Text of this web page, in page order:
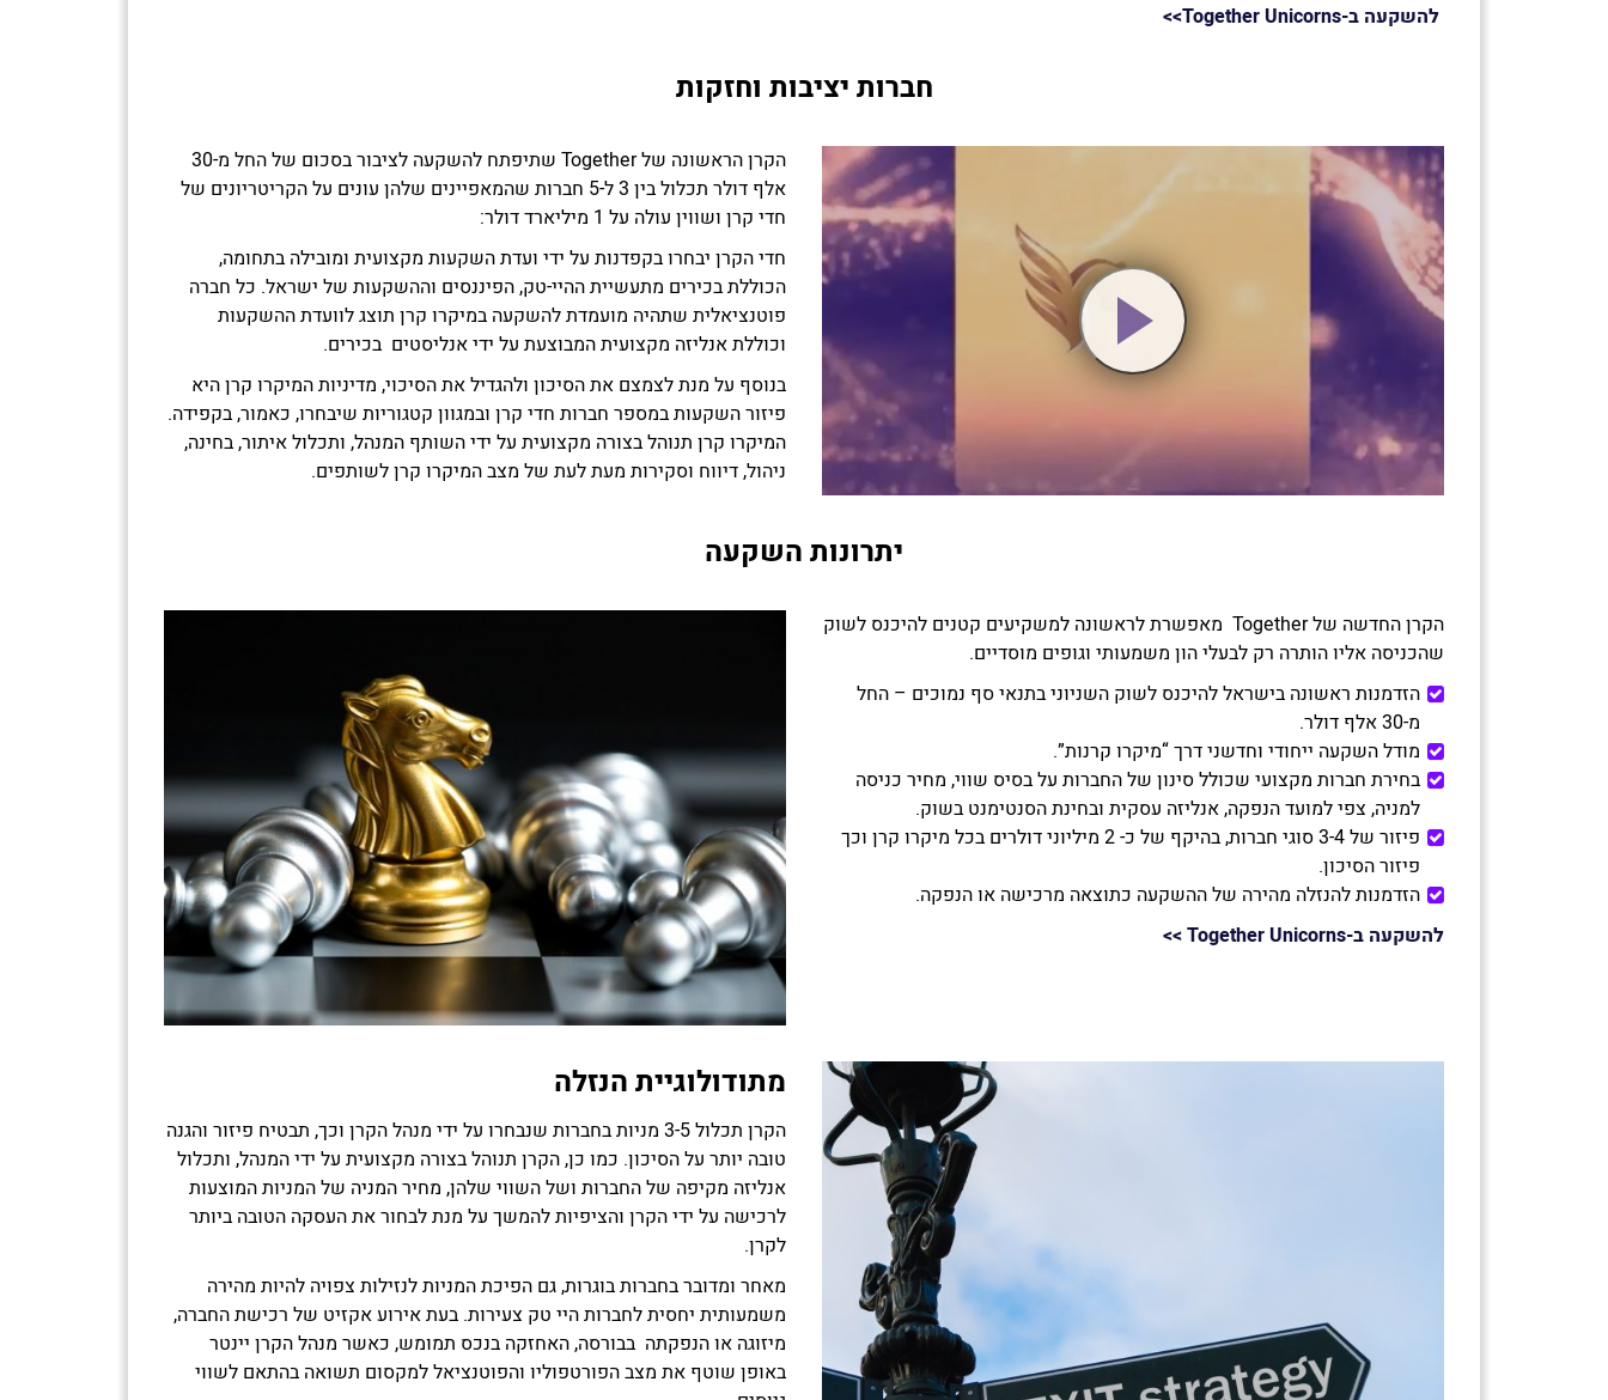
להשקעה ב-Together Unicorns
>>
חברות יציבות וחזקות
הקרן הראשונה של Together שתיפתח להשקעה לציבור בסכום של החל מ-30
אלף דולר תכלול בין 3 ל-5 חברות שהמאפיינים שלהן עונים על הקריטריונים של
חדי קרן ושווין עולה על 1 מיליארד דולר:
חדי הקרן יבחרו בקפדנות על ידי ועדת השקעות מקצועית ומובילה בתחומה,
הכוללת בכירים מתעשיית ההיי-טק, הפיננסים וההשקעות של ישראל. כל חברה
פוטנציאלית שתהיה מועמדת להשקעה במיקרו קרן תוצג לוועדת ההשקעות
וכוללת אנליזה מקצועית המבוצעת על ידי אנליסטים בכירים.
בנוסף על מנת לצמצם את הסיכון ולהגדיל את הסיכוי, מדיניות המיקרו קרן היא
פיזור השקעות במספר חברות חדי קרן ובמגוון קטגוריות שיבחרו, כאמור, בקפידה.
המיקרו קרן תנוהל בצורה מקצועית על ידי השותף המנהל, ותכלול איתור, בחינה,
ניהול, דיווח וסקירות מעת לעת של מצב המיקרו קרן לשותפים.
יתרונות השקעה
הקרן החדשה של Together מאפשרת לראשונה למשקיעים קטנים להיכנס לשוק
שהכניסה אליו הותרה רק לבעלי הון משמעותי וגופים מוסדיים.
הזדמנות ראשונה בישראל להיכנס לשוק השניוני בתנאי סף נמוכים – החל
מ-30 אלף דולר.
מודל השקעה ייחודי וחדשני דרך “מיקרו קרנות”.
בחירת חברות מקצועי שכולל סינון של החברות על בסיס שווי, מחיר כניסה
למניה, צפי למועד הנפקה, אנליזה עסקית ובחינת הסנטימנט בשוק.
פיזור של 3-4 סוגי חברות, בהיקף של כ- 2 מיליוני דולרים בכל מיקרו קרן וכך
פיזור הסיכון.
הזדמנות להנזלה מהירה של ההשקעה כתוצאה מרכישה או הנפקה.
להשקעה ב-Together Unicorns
>>
מתודולוגיית הנזלה
הקרן תכלול 3-5 מניות בחברות שנבחרו על ידי מנהל הקרן וכך, תבטיח פיזור והגנה
טובה יותר על הסיכון. כמו כן, הקרן תנוהל בצורה מקצועית על ידי המנהל, ותכלול
אנליזה מקיפה של החברות ושל השווי שלהן, מחיר המניה של המניות המוצעות
לרכישה על ידי הקרן והציפיות להמשך על מנת לבחור את העסקה הטובה ביותר
לקרן.
מאחר ומדובר בחברות בוגרות, גם הפיכת המניות לנזילות צפויה להיות מהירה
משמעותית יחסית לחברות היי טק צעירות. בעת אירוע אקזיט של רכישת החברה,
מיזוגה או הנפקתה בבורסה, האחזקה בנכס תמומש, כאשר מנהל הקרן יינטר
באופן שוטף את מצב הפורטפוליו והפוטנציאל למקסום תשואה בהתאם לשווי